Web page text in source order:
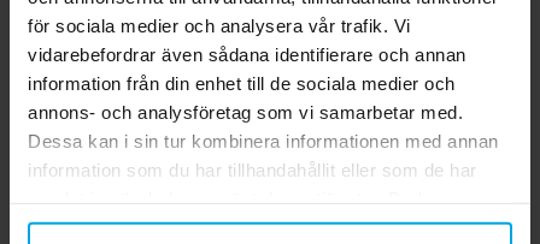
för sociala medier och analysera vår trafik. Vi
vidarebefordrar även sådana identifierare och annan
information från din enhet till de sociala medier och
annons- och analysföretag som vi samarbetar med.
Dessa kan i sin tur kombinera informationen med annan
information som du har tillhandahållit eller som de har
närsomhelst ändra ditt samtycke.
Pris:59,00 kr
59,00 kr
KÖP
Nuvarande pris:
189,00 krTidigare pris
199,00 kr
189,00 kr 199,00 kr
GÅ TILL
3.0 5 ☆
4 ☆
1 ☆